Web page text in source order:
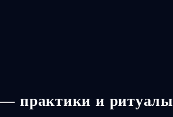
практики и ритуалы